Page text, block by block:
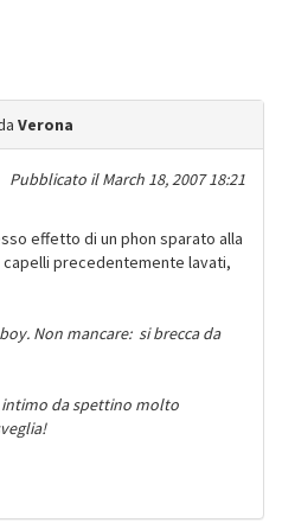
Verona
Pubblicato ilMarch 18, 2007 18:21
effetto di un phon sparato alla
precedentemente lavati,
Non mancare: si brecca da
da spettino molto